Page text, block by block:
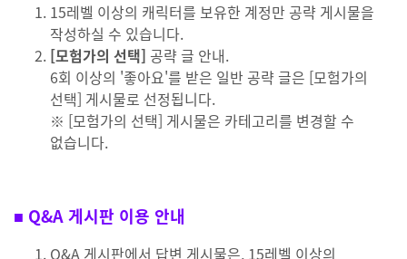
15레벨 이상의 캐릭터를 보유한 계정만 공략 게시물을
작성하실 수 있습니다.
[모험가의 선택] 공략 글 안내.
6회 이상의 '좋아요'를 받은 일반 공략 글은 [모험가의
선택] 게시물로 선정됩니다.
※ [모험가의 선택] 게시물은 카테고리를 변경할 수
없습니다.
■ Q&A 게시판 이용 안내
Q&A 게시판에서 답변 게시물은, 15레벨 이상의